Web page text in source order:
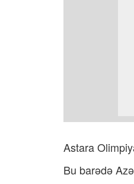
Astara
Bu barədə